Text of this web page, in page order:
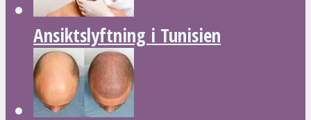
Ansiktslyftning i Tunisien